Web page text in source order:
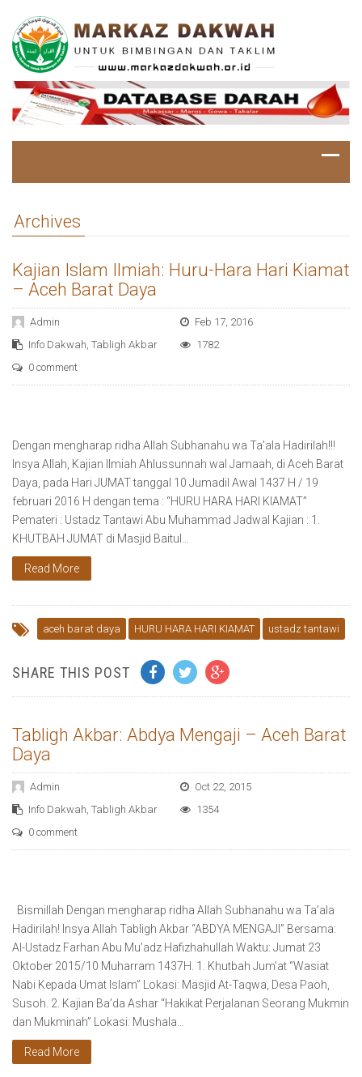
Archives
Kajian Islam Ilmiah: Huru-Hara Hari Kiamat
– Aceh Barat Daya
Admin
Feb 17, 2016
Info Dakwah Tabligh Akbar
1782
0 comment
Dengan mengharap ridha Allah Subhanahu wa Ta’ala Hadirilah!!!
Insya Allah, Kajian Ilmiah Ahlussunnah wal Jamaah, di Aceh Barat
Daya, pada Hari JUMAT tanggal 10 Jumadil Awal 1437 H / 19
februari 2016 H dengan tema : “HURU HARA HARI KIAMAT”
Pemateri : Ustadz Tantawi Abu Muhammad Jadwal Kajian : 1.
KHUTBAH JUMAT di Masjid Baitul…
Read More
aceh barat daya HURU HARA HARI KIAMAT ustadz tantawi
SHARE THIS POST
Tabligh Akbar: Abdya Mengaji – Aceh Barat
Daya
Admin
Oct 22, 2015
Info Dakwah Tabligh Akbar
1354
0 comment
Bismillah Dengan mengharap ridha Allah Subhanahu wa Ta’ala
Hadirilah! Insya Allah Tabligh Akbar “ABDYA MENGAJI” Bersama:
Al-Ustadz Farhan Abu Mu’adz Hafizhahullah Waktu: Jumat 23
Oktober 2015/10 Muharram 1437H. 1. Khutbah Jum’at “Wasiat
Nabi Kepada Umat Islam” Lokasi: Masjid At-Taqwa, Desa Paoh,
Susoh. 2. Kajian Ba’da Ashar “Hakikat Perjalanan Seorang Mukmin
dan Mukminah” Lokasi: Mushala…
Read More